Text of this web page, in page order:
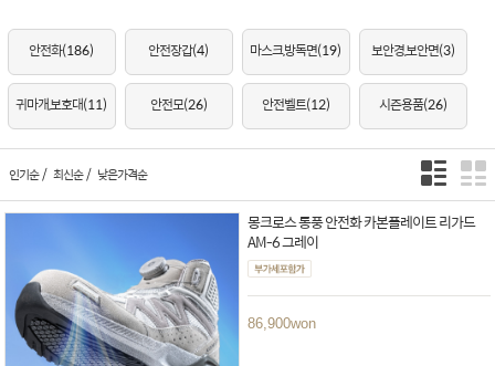
안전화(186) 안전장갑(4) 마스크,방독면(19) 보안경,보안면(3)
귀마개,보호대(11) 안전모(26) 안전벨트(12) 시즌용품(26)
인기순/ 최신순/ 낮은가격순
몽크로스 통풍 안전화 카본플레이트 리가드
AM-6 그레이
86,900won